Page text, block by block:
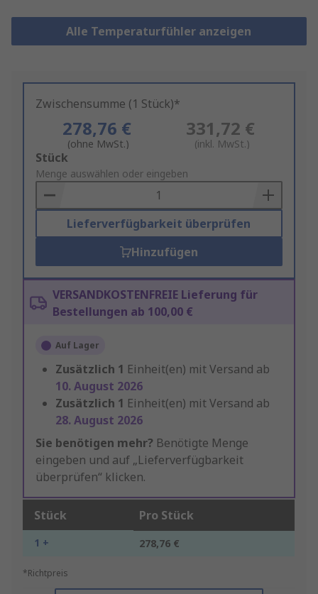
Alle Temperaturfühler anzeigen
Zwischensumme (1 Stück)*
278,76 €
(ohne MwSt.)
331,72 €
(inkl. MwSt.)
Add
to
Basket
Stück
Menge auswählen oder eingeben
Lieferverfügbarkeit überprüfen
Hinzufügen
VERSANDKOSTENFREIE Lieferung für
Bestellungen ab 100,00 €
Auf Lager
Zusätzlich 1 Einheit(en) mit Versand ab
10. August 2026
Zusätzlich 1 Einheit(en) mit Versand ab
28. August 2026
Sie benötigen mehr? Benötigte Menge
eingeben und auf „Lieferverfügbarkeit
überprüfen“ klicken.
Stück Pro Stück
1 + 278,76 €
*Richtpreis